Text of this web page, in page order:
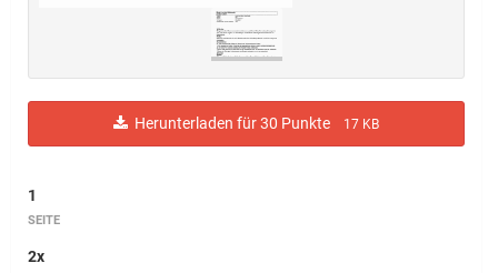
Herunterladen für 30 Punkte 17 KB
1
SEITE
2x